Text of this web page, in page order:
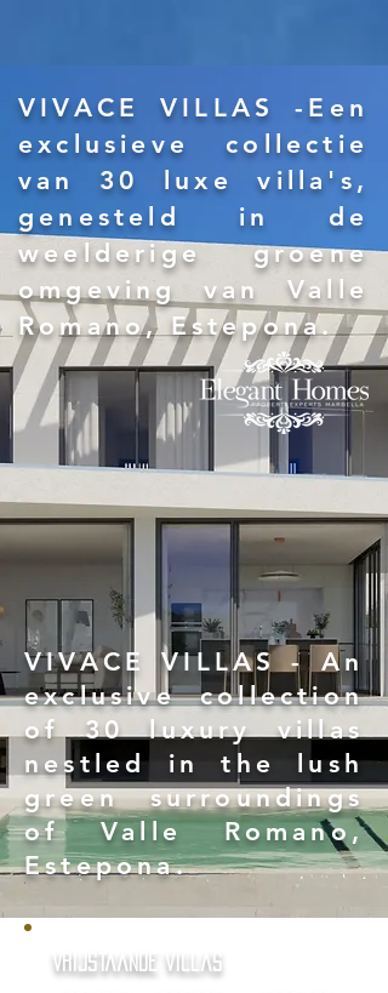
VIVACE VILLAS - Een
exclusieve collectie
van 30 luxe villa's,
genesteld in de
weelderige groene
omgeving van Valle
Romano, Estepona.
VIVACE VILLAS - An
exclusive collection
of 30 luxury villas
nestled in the lush
green surroundings
of Valle Romano,
Estepona.
vrijstaande villas